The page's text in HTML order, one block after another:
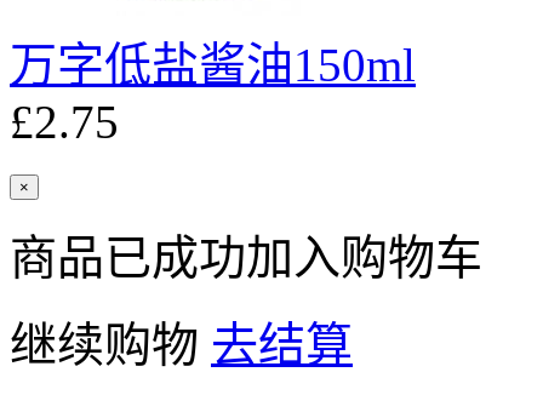
万字低盐酱油150ml
£2.75
×
商品已成功加入购物车
继续购物 去结算